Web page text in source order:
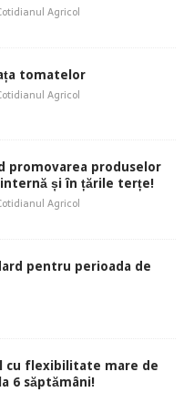
Agricol
tomatelor
Agricol
promovarea produselor
și în țările terțe!
Agricol
pentru perioada de
cu flexibilitate mare de
6 săptămâni!